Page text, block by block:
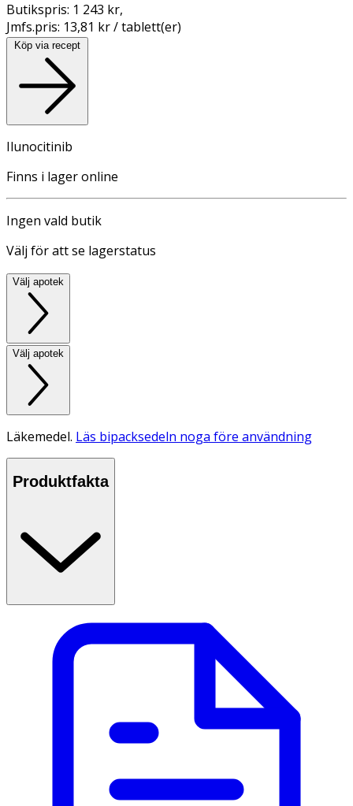
Butikspris: 1 243 kr,
Jmfs.pris: 13,81 kr / tablett(er)
Köp via recept
Ilunocitinib
Finns i lager online
Ingen vald butik
Välj för att se lagerstatus
Välj apotek
Välj apotek
Läkemedel. Läs bipacksedeln noga före användning
Produktfakta